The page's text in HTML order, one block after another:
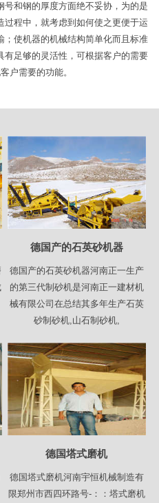
和钢的厚度方面绝不妥协，为的是
程中，就考虑到如何使之更便于运
使机器的机械结构简单化而且标准
足够的灵活性，可根据客户的需要
户需要的功能。
德国产的石英砂机器
德国产的石英砂机器河南正一生产
的第三代制砂机是河南正一建材机
械有限公司在总结其多年生产石英
砂制砂机,山石制砂机,
德国塔式磨机
德国塔式磨机河南宇恒机械制造有
限郑州市西四环路号-：：塔式磨机